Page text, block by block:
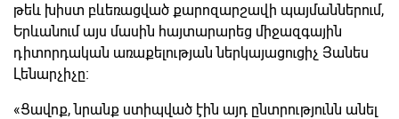
թեև խիստ բևեռացված քարոզարշավի պայմաններում,
Երևանում այս մասին հայտարարեց միջազգային
դիտորդական առաքելության ներկայացուցիչ Յանես
Լենարչիչը։
«Ցավոք, նրանք ստիպված էին այդ ընտրությունն անել